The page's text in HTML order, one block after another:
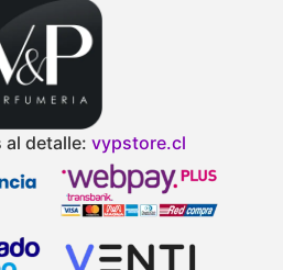
al detalle: vypstore.cl